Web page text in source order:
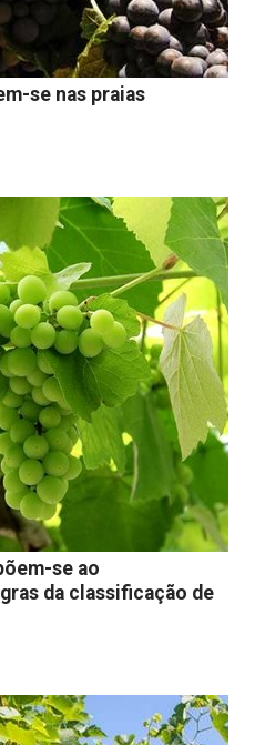
se nas praias
se ao
da classificação de